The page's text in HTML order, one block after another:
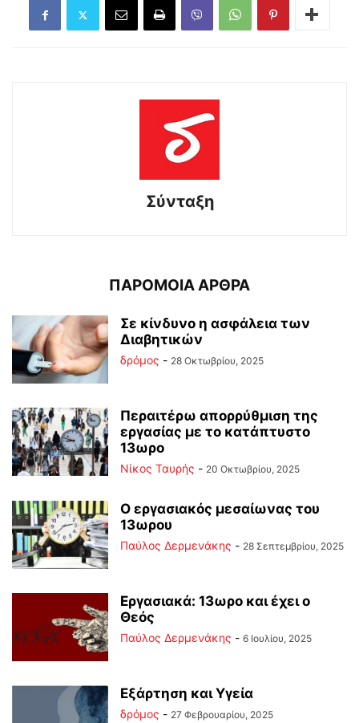
Σύνταξη
ΠΑΡΟΜΟΙΑ ΑΡΘΡΑ
Σε κίνδυνο η ασφάλεια των
Διαβητικών
δρόμος - 28 Οκτωβρίου, 2025
Περαιτέρω απορρύθμιση της
εργασίας με το κατάπτυστο
13ωρο
Νίκος Ταυρής - 20 Οκτωβρίου, 2025
Ο εργασιακός μεσαίωνας του
13ωρου
Παύλος Δερμενάκης - 28 Σεπτεμβρίου, 2025
Εργασιακά: 13ωρο και έχει ο
Θεός
Παύλος Δερμενάκης - 6 Ιουλίου, 2025
Εξάρτηση και Υγεία
δρόμος - 27 Φεβρουαρίου, 2025